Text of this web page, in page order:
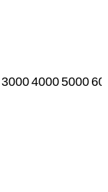
300040005000